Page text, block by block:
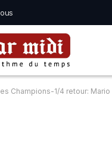
Champions-1/4 retour: